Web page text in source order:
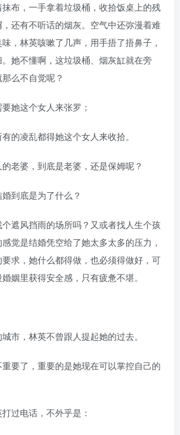
，一手拿着垃圾桶，收拾饭桌上的残
还有不听话的烟灰。空气中还弥漫着难
，林英咳嗽了几声，用手捂了捂鼻子，
她不懂啊，这垃圾桶、烟灰缸就在旁
么不自觉呢？
这个女人来张罗；
凌乱都得她这个女人来收拾。
婆，到底是老婆，还是保姆呢？
到底是为了什么？
风挡雨的场所吗？又或者找人生个孩
觉是结婚凭空给了她太多太多的压力，
求，她什么都得做，也必须得做好，可
姻里获得安全感，只有疲惫不堪。
，林英不曾跟人提起她的过去。
了，重要的是她现在可以掌控自己的
电话，不外乎是：